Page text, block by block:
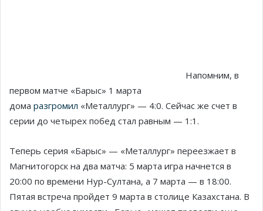
Напомним, в
первом матче «Барыс» 1 марта
дома разгромил «Металлург» — 4:0. Сейчас же счет в
серии до четырех побед стал равным — 1:1.
Теперь серия «Барыс» — «Металлург» переезжает в
Магнитогорск на два матча: 5 марта игра начнется в
20:00 по времени Нур-Султана, а 7 марта — в 18:00.
Пятая встреча пройдет 9 марта в столице Казахстана. В